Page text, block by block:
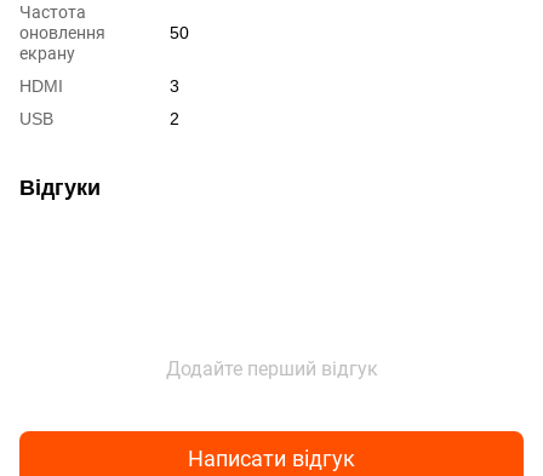
Частота
оновлення
екрану
50
HDMI
3
USB
2
Відгуки
Додайте перший відгук
Написати відгук